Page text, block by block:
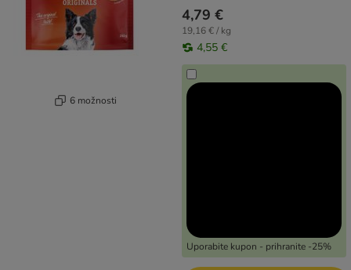
6 možnosti
4,79 €
19,16 € / kg
4,55 €
Uporabite kupon - prihranite -25%